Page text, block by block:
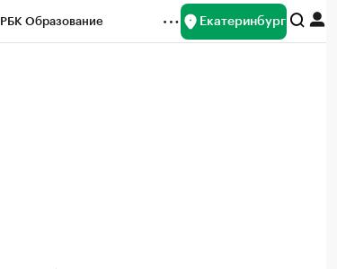
РБК Образование Екатеринбург